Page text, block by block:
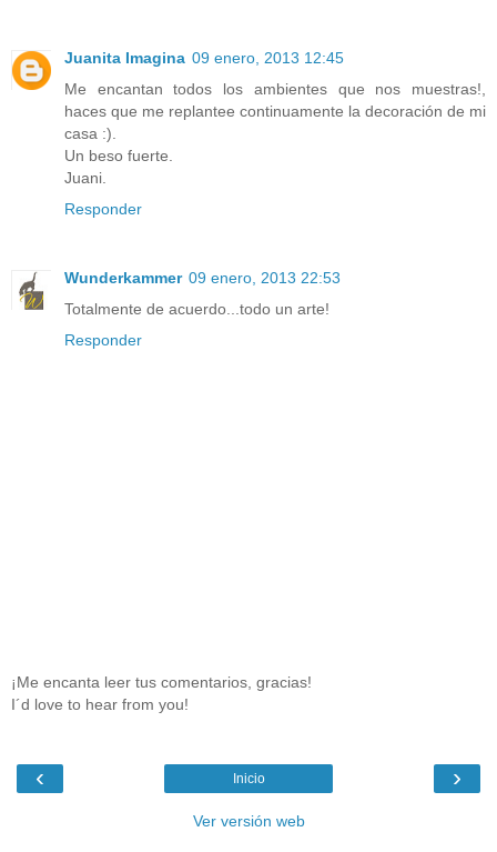
Juanita Imagina 09 enero, 2013 12:45
Me encantan todos los ambientes que nos muestras!,
haces que me replantee continuamente la decoración de mi
casa :).
Un beso fuerte.
Juani.
Responder
Wunderkammer 09 enero, 2013 22:53
Totalmente de acuerdo...todo un arte!
Responder
¡Me encanta leer tus comentarios, gracias!
I´d love to hear from you!
‹ ›
Inicio
Ver versión web